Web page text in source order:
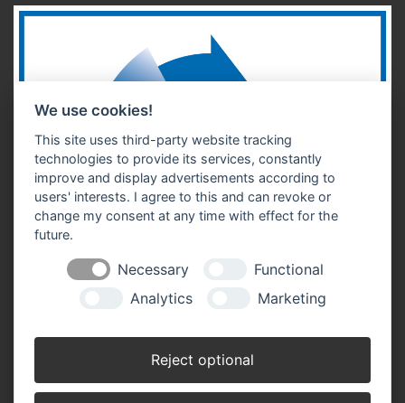
We use cookies!
This site uses third-party website tracking
technologies to provide its services, constantly
improve and display advertisements according to
users' interests. I agree to this and can revoke or
change my consent at any time with effect for the
future.
Necessary
Functional
Analytics
Marketing
Reject optional